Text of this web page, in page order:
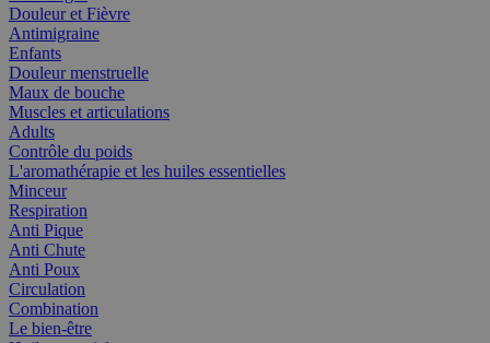
Douleur et Fièvre
Antimigraine
Enfants
Douleur menstruelle
Maux de bouche
Muscles et articulations
Adults
Contrôle du poids
L'aromathérapie et les huiles essentielles
Minceur
Respiration
Anti Pique
Anti Chute
Anti Poux
Circulation
Combination
Le bien-être